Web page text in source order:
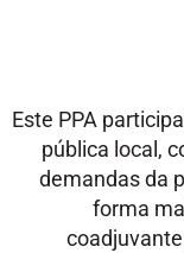
Este PPA
pública local,
demandas da
forma